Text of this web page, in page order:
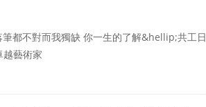
都不對而我獨缺 你一生的了解&hellip;共工日
越藝術家